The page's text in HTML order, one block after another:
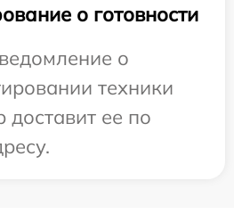
о готовности
о
техники
доставит ее по